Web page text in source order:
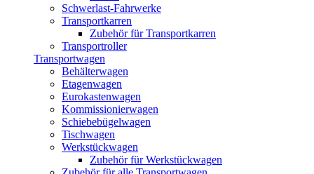
Schwerlast-Fahrwerke
Transportkarren
Zubehör für Transportkarren
Transportroller
Transportwagen
Behälterwagen
Etagenwagen
Eurokastenwagen
Kommissionierwagen
Schiebebügelwagen
Tischwagen
Werkstückwagen
Zubehör für Werkstückwagen